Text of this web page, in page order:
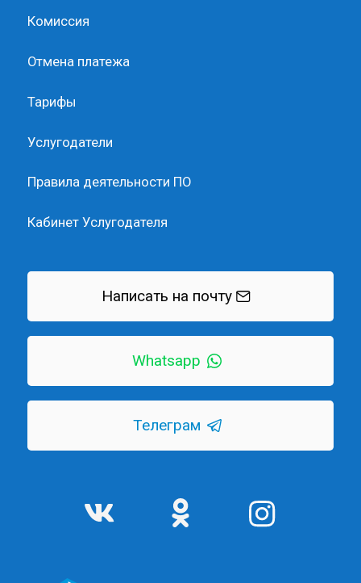
Комиссия
Отмена платежа
Тарифы
Услугодатели
Правила деятельности ПО
Кабинет Услугодателя
Написать на почту
Whatsapp
Телеграм